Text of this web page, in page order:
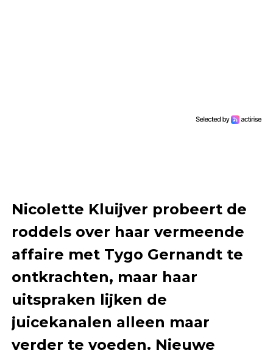
Nicolette Kluijver probeert de
roddels over haar vermeende
affaire met Tygo Gernandt te
ontkrachten, maar haar
uitspraken lijken de
juicekanalen alleen maar
verder te voeden. Nieuwe